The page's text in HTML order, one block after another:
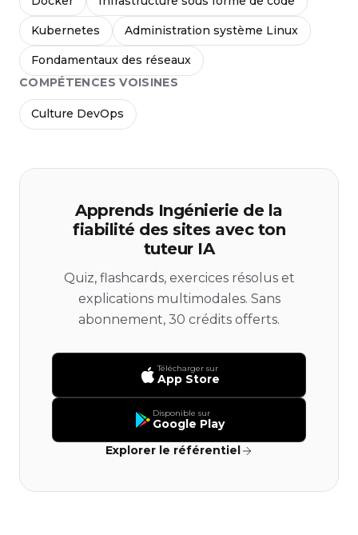
Kubernetes Administration système Linux
Fondamentaux des réseaux
COMPÉTENCES VOISINES
Culture DevOps
Apprends Ingénierie de la
fiabilité des sites avec ton
tuteur IA
Quiz, flashcards, exercices résolus et
explications multimodales. Sans
abonnement, 30 crédits offerts.
Télécharger sur
App Store
Disponible sur
Google Play
Explorer le référentiel